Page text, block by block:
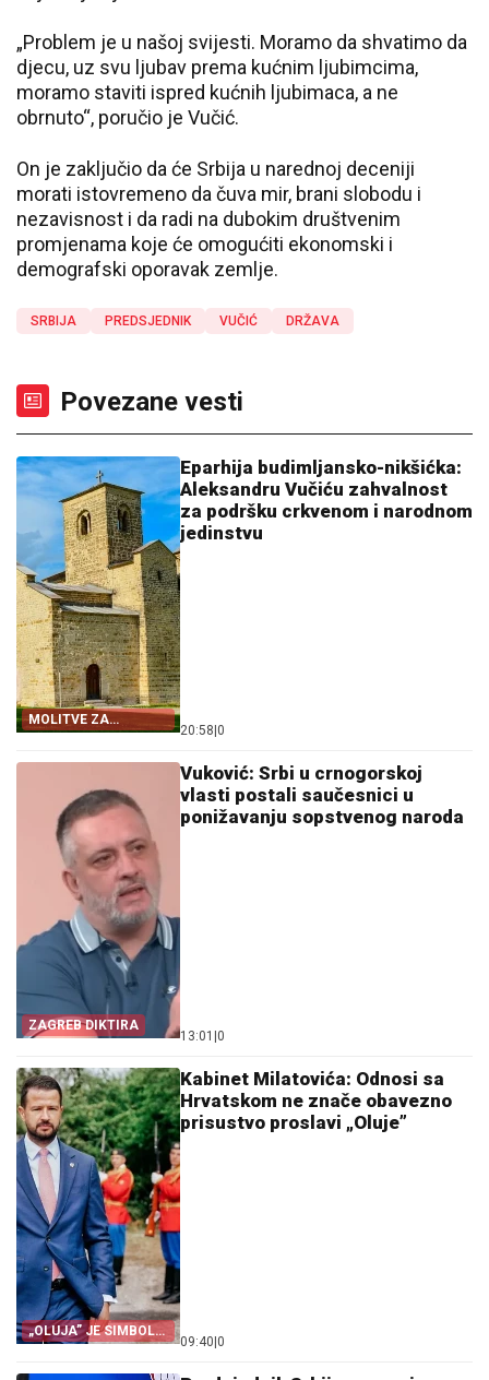
„Problem je u našoj svijesti. Moramo da shvatimo da
djecu, uz svu ljubav prema kućnim ljubimcima,
moramo staviti ispred kućnih ljubimaca, a ne
obrnuto“, poručio je Vučić.
On je zaključio da će Srbija u narednoj deceniji
morati istovremeno da čuva mir, brani slobodu i
nezavisnost i da radi na dubokim društvenim
promjenama koje će omogućiti ekonomski i
demografski oporavak zemlje.
SRBIJA PREDSJEDNIK VUČIĆ DRŽAVA
Povezane vesti
MOLITVE ZA
ZDRAVLJE I USPJEH
Eparhija budimljansko-nikšićka:
Aleksandru Vučiću zahvalnost
za podršku crkvenom i narodnom
jedinstvu
20:58|0
ZAGREB DIKTIRA
Vuković: Srbi u crnogorskoj
vlasti postali saučesnici u
ponižavanju sopstvenog naroda
13:01 |0
„OLUJA” JE SIMBOL
PROGONA
Kabinet Milatovića: Odnosi sa
Hrvatskom ne znače obavezno
prisustvo proslavi „Oluje”
09:40|0